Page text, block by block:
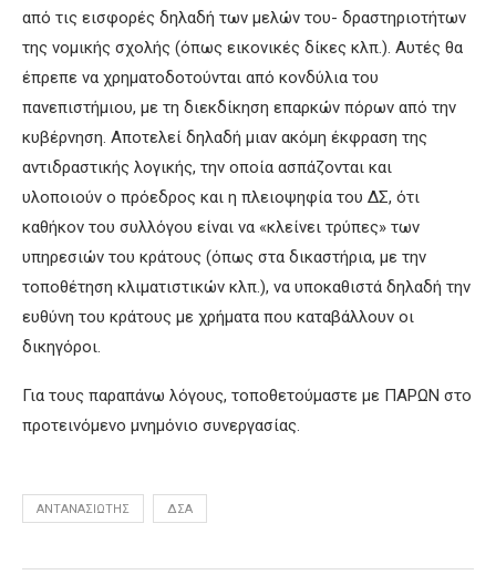
από τις εισφορές δηλαδή των μελών του- δραστηριοτήτων
της νομικής σχολής (όπως εικονικές δίκες κλπ.). Αυτές θα
έπρεπε να χρηματοδοτούνται από κονδύλια του
πανεπιστήμιου, με τη διεκδίκηση επαρκών πόρων από την
κυβέρνηση. Αποτελεί δηλαδή μιαν ακόμη έκφραση της
αντιδραστικής λογικής, την οποία ασπάζονται και
υλοποιούν ο πρόεδρος και η πλειοψηφία του ΔΣ, ότι
καθήκον του συλλόγου είναι να «κλείνει τρύπες» των
υπηρεσιών του κράτους (όπως στα δικαστήρια, με την
τοποθέτηση κλιματιστικών κλπ.), να υποκαθιστά δηλαδή την
ευθύνη του κράτους με χρήματα που καταβάλλουν οι
δικηγόροι.
Για τους παραπάνω λόγους, τοποθετούμαστε με ΠΑΡΩΝ στο
προτεινόμενο μνημόνιο συνεργασίας.
ΑΝΤΑΝΑΣΙΏΤΗΣ ΔΣΑ